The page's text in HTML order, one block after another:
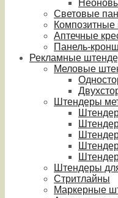
Световые
Композитные
Аптечные
Панель-
Рекламные
Меловые
Штендеры
Штендеры
Стритлайны
Маркерные